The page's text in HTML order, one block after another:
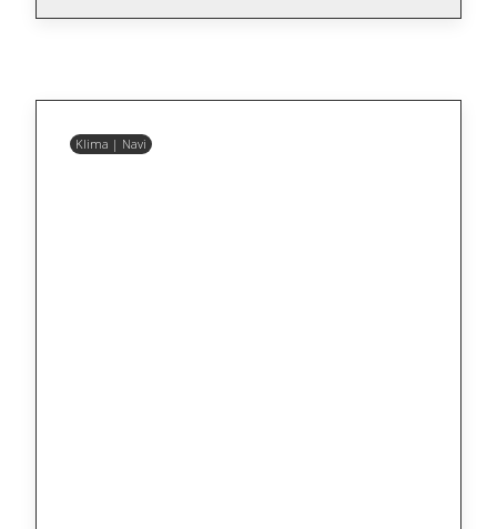
Klima | Navi